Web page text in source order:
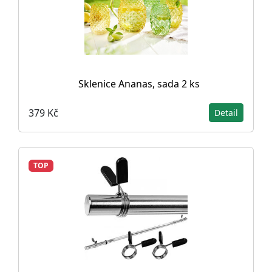
Sklenice Ananas, sada 2 ks
379 Kč Detail
TOP